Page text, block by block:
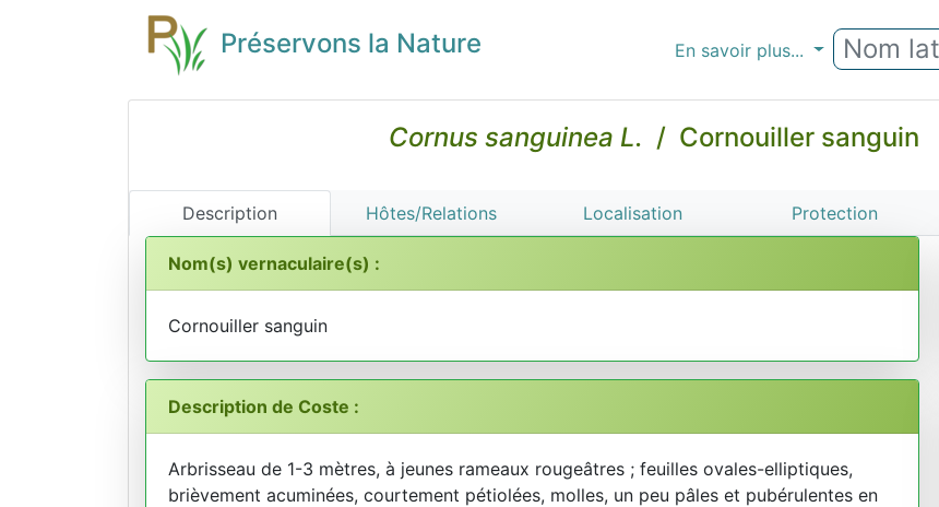
Préservons la Nature En savoir plus...
Cornus sanguinea L. / Cornouiller sanguin
Description Hôtes/Relations Localisation Protection
Nom(s) vernaculaire(s) :
Cornouiller sanguin
Description de Coste :
Arbrisseau de 1-3 mètres, à jeunes rameaux rougeâtres ; feuilles ovales-elliptiques,
brièvement acuminées, courtement pétiolées, molles, un peu pâles et pubérulentes en